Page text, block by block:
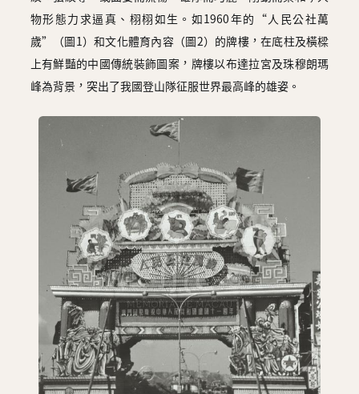
物形態力求逼真、栩栩如生。如1960年的“人民公社萬
歲”（圖1）和文化體育內容（圖2）的牌樓，在底柱及橫樑
上有鮮豔的中國傳統裝飾圖案，牌樓以布達拉宮及珠穆朗瑪
峰為背景，突出了我國登山隊征服世界最高峰的雄姿。